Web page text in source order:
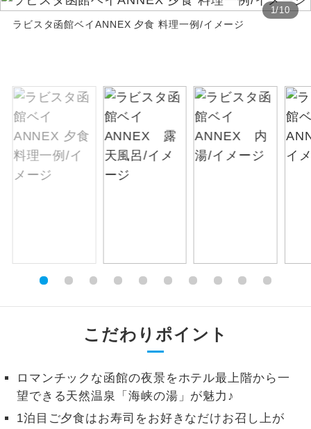
1/10
ラビスタ函館ベイANNEX 夕食 料理一例/イメージ
こだわりポイント
ロマンチックな函館の夜景をホテル最上階から一
望できる天然温泉「海峡の湯」が魅力♪
1泊目ご夕食はお寿司をお好きなだけお召し上が
然遺産を訪ねるコースです。
露天風呂
ご宿泊ホテルに露天風呂が付いていま
す。
大浴場 ご宿泊ホテルに大浴場が付いています。
お部屋食
トラベルイヤ
周りの音を気にせず、ガイドさんの説明
1名様から出発可能な個人型プランで
2名様催行
2名様から出発可能な個人型プランで
お支払いについて
お支払いは、クレジットカード決済のみとな
していただき、決済手続き完了をもちまし
て、ご旅行の契約が成立となります。
ご予約方法について
ウェブ限定コースとなりますので、コールセ